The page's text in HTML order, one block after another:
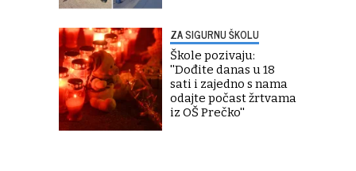
ZA SIGURNU ŠKOLU
Škole pozivaju:
''Dođite danas u 18
sati i zajedno s nama
odajte počast žrtvama
iz OŠ Prečko''